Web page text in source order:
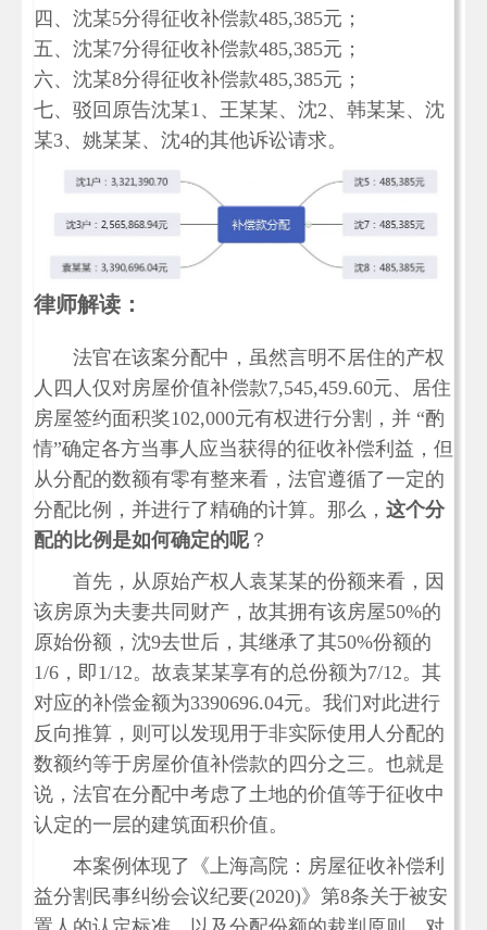
四、沈某5分得征收补偿款485,385元；
五、沈某7分得征收补偿款485,385元；
六、沈某8分得征收补偿款485,385元；
七、驳回原告沈某1、王某某、沈2、韩某某、沈
某3、姚某某、沈4的其他诉讼请求。
律师解读：
法官在该案分配中，虽然言明不居住的产权
人四人仅对房屋价值补偿款7,545,459.60元、居住
房屋签约面积奖102,000元有权进行分割，并 “酌
情”确定各方当事人应当获得的征收补偿利益，但
从分配的数额有零有整来看，法官遵循了一定的
分配比例，并进行了精确的计算。那么， 这个分
配的比例是如何确定的呢？
首先，从原始产权人袁某某的份额来看，因
该房原为夫妻共同财产，故其拥有该房屋50%的
原始份额，沈9去世后，其继承了其50%份额的
1/6，即1/12。故袁某某享有的总份额为7/12。其
对应的补偿金额为3390696.04元。我们对此进行
反向推算，则可以发现用于非实际使用人分配的
数额约等于房屋价值补偿款的四分之三。也就是
说，法官在分配中考虑了土地的价值等于征收中
认定的一层的建筑面积价值。
本案例体现了《上海高院：房屋征收补偿利
益分割民事纠纷会议纪要(2020)》第8条关于被安